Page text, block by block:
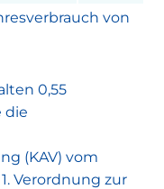
von
0,55
die
(KAV) vom
Verordnung zur